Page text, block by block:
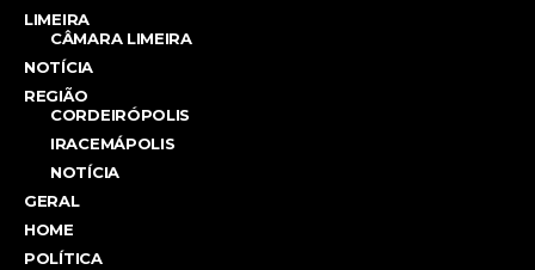
LIMEIRA
CÂMARA LIMEIRA
NOTÍCIA
REGIÃO
CORDEIRÓPOLIS
IRACEMÁPOLIS
NOTÍCIA
GERAL
HOME
POLÍTICA